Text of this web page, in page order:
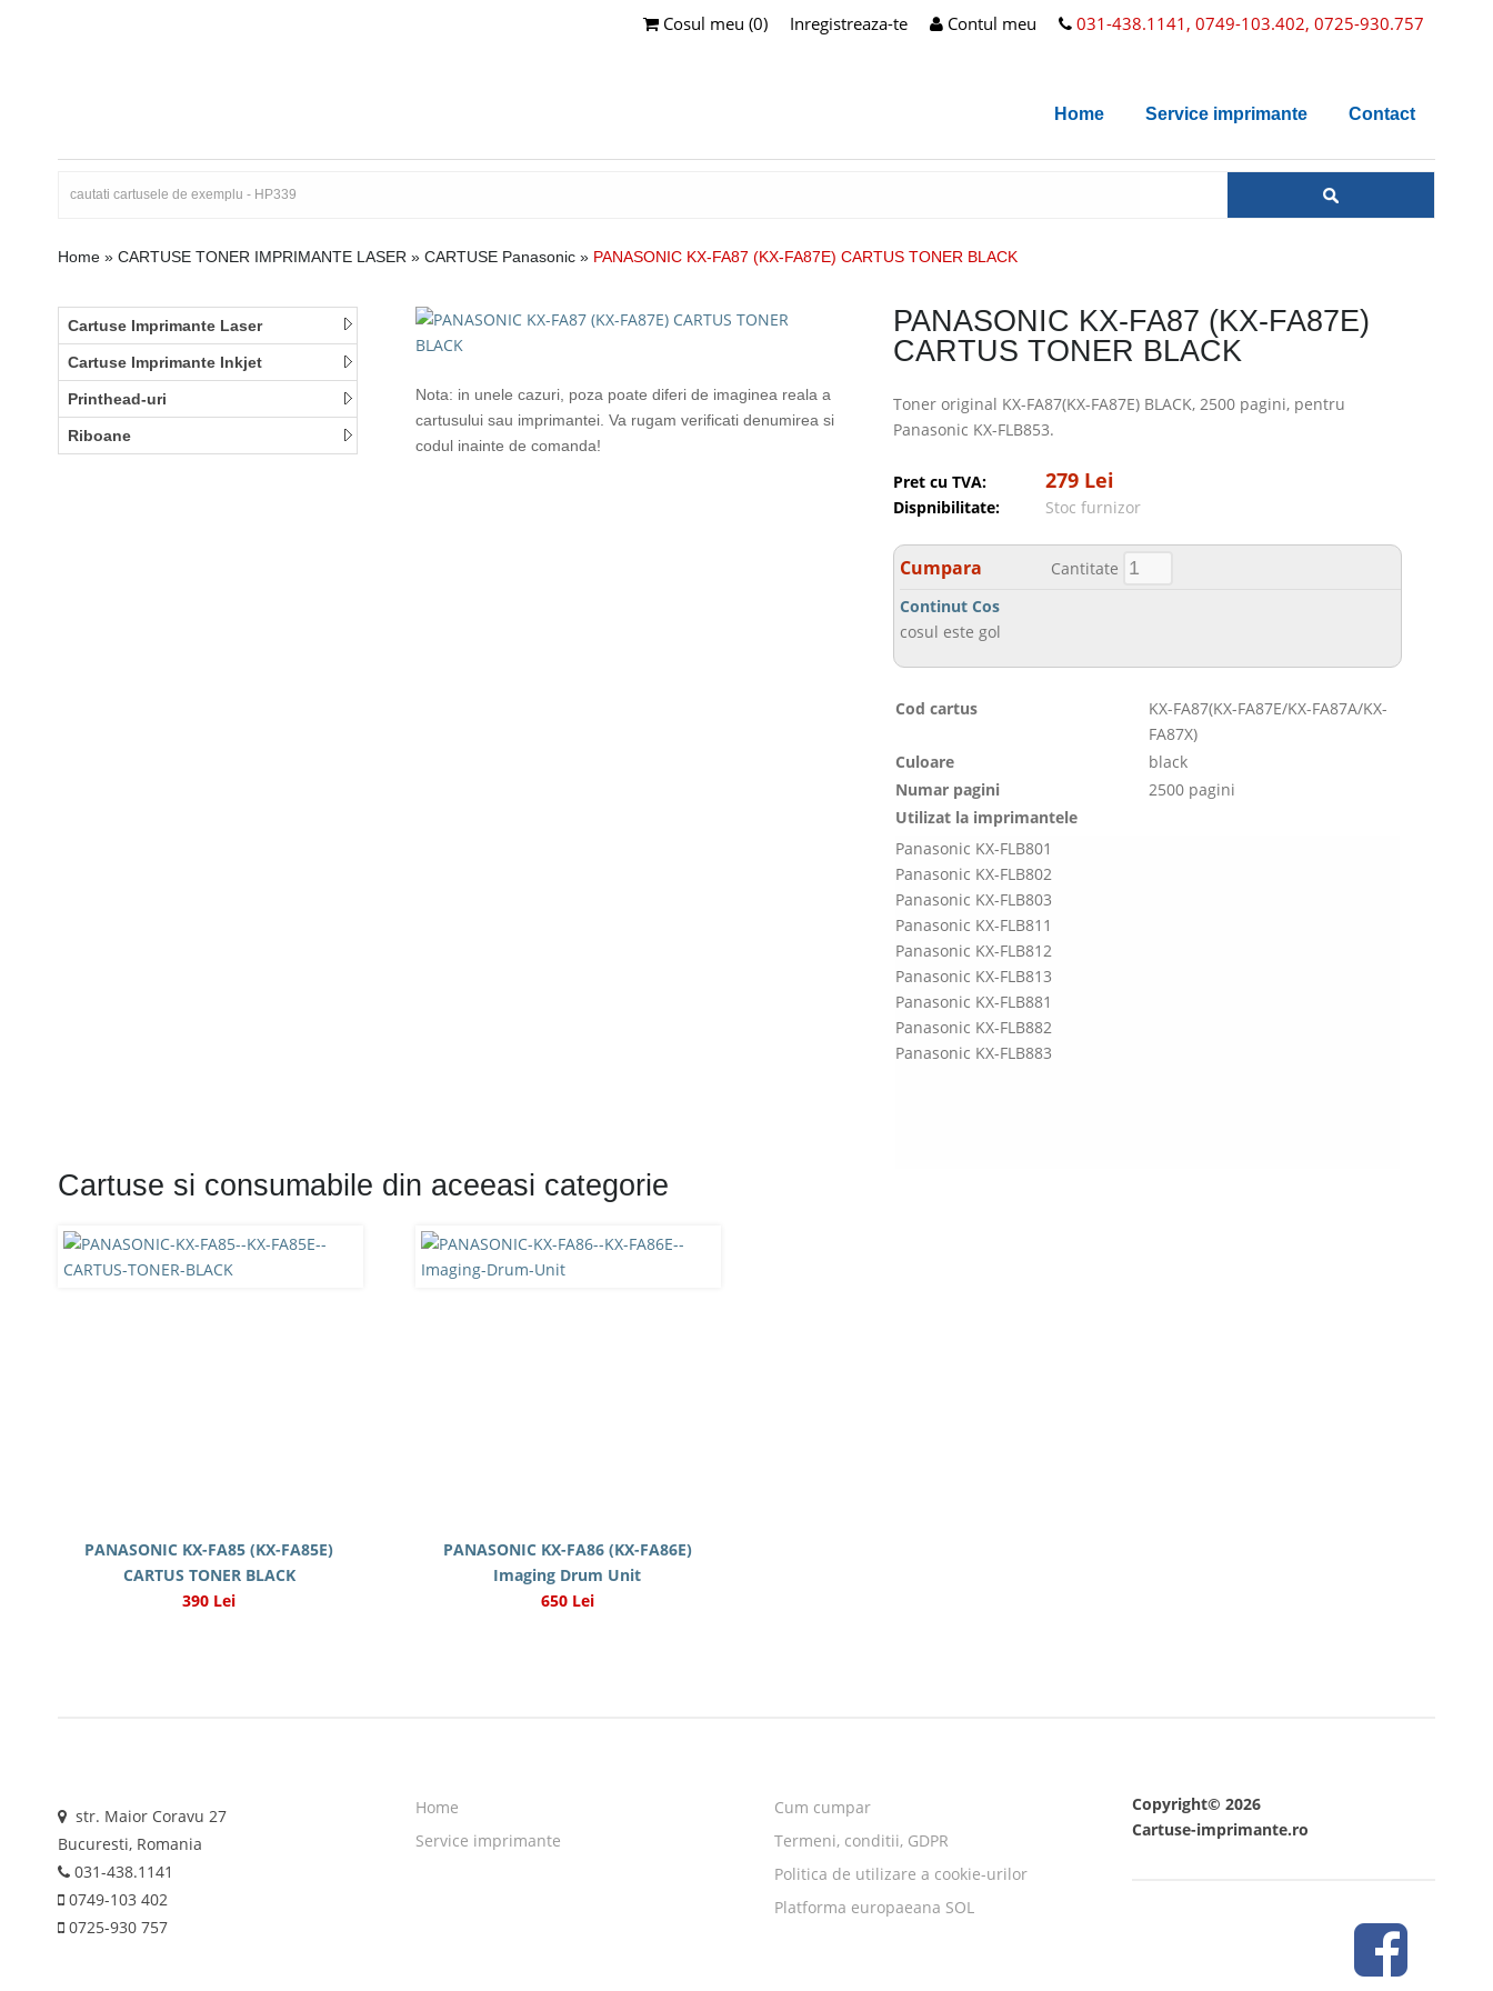
031-438.1141, 0749-103.402, 0725-930.757
Contul meu
Inregistreaza-te
Cosul meu (0)
Home Service imprimante Contact
Home » CARTUSE TONER IMPRIMANTE LASER » CARTUSE Panasonic » PANASONIC KX-FA87 (KX-FA87E) CARTUS TONER BLACK
Cartuse Imprimante Laser
Cartuse Imprimante Inkjet
Printhead-uri
Riboane
Nota: in unele cazuri, poza poate diferi de imaginea reala a
cartusului sau imprimantei. Va rugam verificati denumirea si
codul inainte de comanda!
PANASONIC KX-FA87 (KX-FA87E)
CARTUS TONER BLACK
Toner original KX-FA87(KX-FA87E) BLACK, 2500 pagini, pentru
Panasonic KX-FLB853.
Pret cu TVA: 279 Lei
Dispnibilitate: Stoc furnizor
Cumpara
Cantitate
Continut Cos
cosul este gol
Cod cartus
KX-FA87(KX-FA87E/KX-FA87A/KX-
FA87X)
Culoare
black
Numar pagini
2500 pagini
Utilizat la imprimantele
Panasonic KX-FLB801
Panasonic KX-FLB802
Panasonic KX-FLB803
Panasonic KX-FLB811
Panasonic KX-FLB812
Panasonic KX-FLB813
Panasonic KX-FLB881
Panasonic KX-FLB882
Panasonic KX-FLB883
Cartuse si consumabile din aceeasi categorie
PANASONIC KX-FA85 (KX-FA85E)
CARTUS TONER BLACK
390 Lei
PANASONIC KX-FA86 (KX-FA86E)
Imaging Drum Unit
650 Lei
str. Maior Coravu 27
Bucuresti, Romania
031-438.1141
0749-103 402
0725-930 757
Home
Service imprimante
Cum cumpar
Termeni, conditii, GDPR
Politica de utilizare a cookie-urilor
Platforma europaeana SOL
Copyright© 2026
Cartuse-imprimante.ro